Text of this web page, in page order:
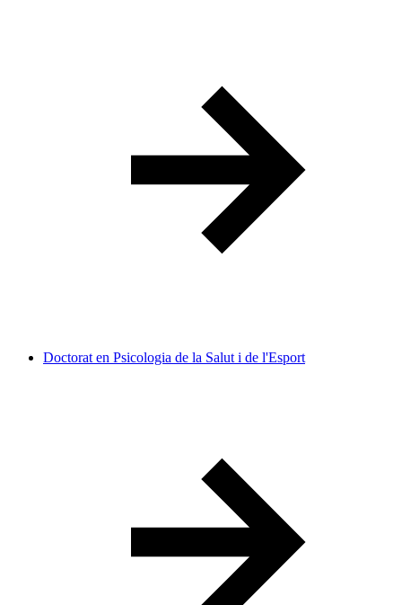
Doctorat en Psicologia de la Salut i de l'Esport